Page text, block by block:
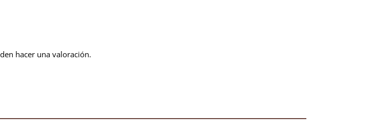
hacer una valoración.